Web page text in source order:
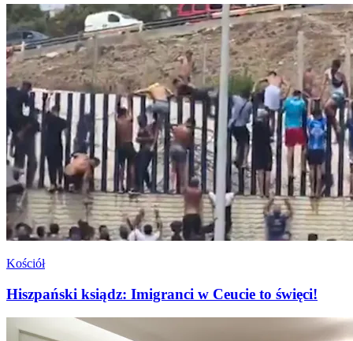
Kościół
Hiszpański ksiądz: Imigranci w Ceucie to święci!